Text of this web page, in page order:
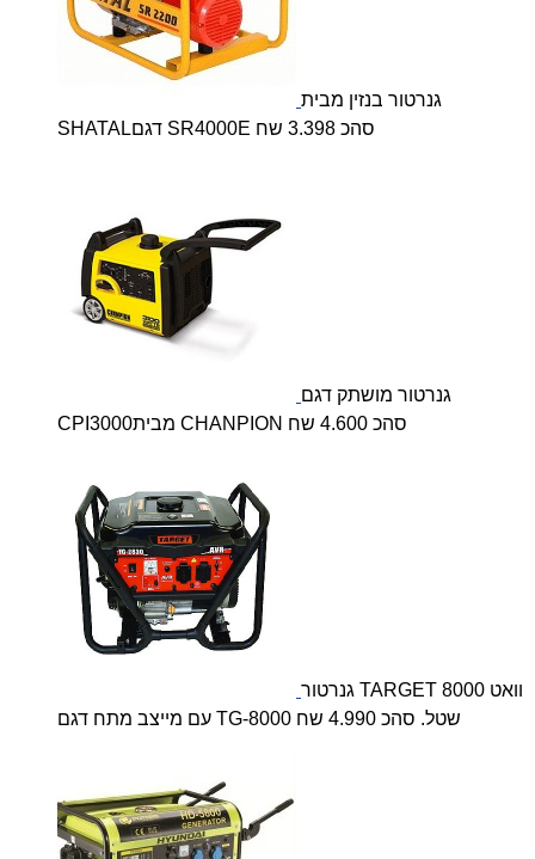
גנרטור בנזין מבית
SHATALדגם SR4000E סהכ 3.398 שח
גנרטור מושתק דגם
CPI3000מבית CHANPION סהכ 4.600 שח
גנרטור TARGET 8000 וואט
עם מייצב מתח דגם TG-8000 שטל. סהכ 4.990 שח